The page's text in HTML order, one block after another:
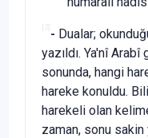
- Dualar;
yazıldı. Ya'nî
sonunda, hangi
hareke konuldu.
harekeli olan
zaman, sonu